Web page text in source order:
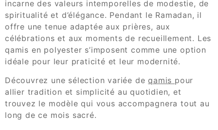
incarne des valeurs intemporelles de modestie, de
spiritualité et d’élégance. Pendant le Ramadan, il
offre une tenue adaptée aux prières, aux
célébrations et aux moments de recueillement. Les
qamis en polyester s’imposent comme une option
idéale pour leur praticité et leur modernité.
Découvrez une sélection variée de qamis pour
allier tradition et simplicité au quotidien, et
trouvez le modèle qui vous accompagnera tout au
long de ce mois sacré.